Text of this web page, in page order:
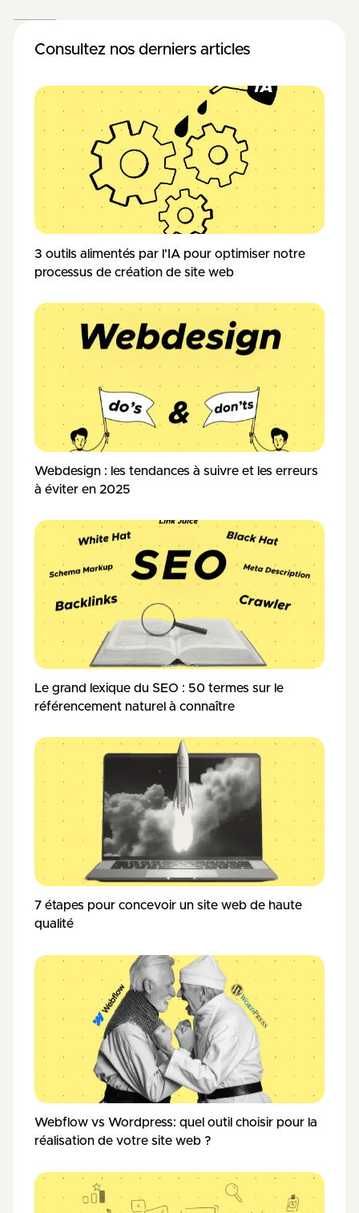
Consultez nos derniers articles
3 outils alimentés par l'IA pour optimiser notre
processus de création de site web
Webdesign : les tendances à suivre et les erreurs
à éviter en 2025
Le grand lexique du SEO : 50 termes sur le
référencement naturel à connaître
7 étapes pour concevoir un site web de haute
qualité
Webflow vs Wordpress: quel outil choisir pour la
réalisation de votre site web ?